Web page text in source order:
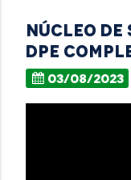
NÚCLEO DE
DPE
03/08/2023